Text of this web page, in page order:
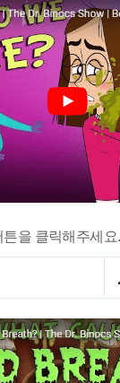
을 클릭해주세요.